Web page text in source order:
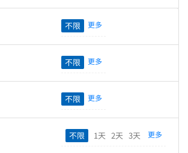
更多
不限
更多
不限
更多
不限
更多
不限 1天 2天 3天